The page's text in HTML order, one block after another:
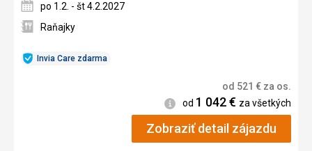
Invia Care zdarma
po 1.2. - št 4.2.2027
Raňajky
od 521 € za os.
Informácie
od 1 042€ za všetkých
Zobraziť detail zájazdu